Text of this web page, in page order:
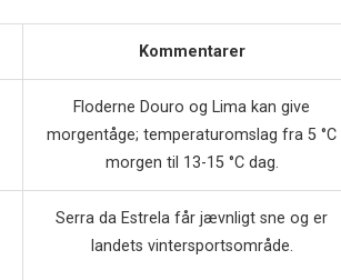
Kommentarer
Floderne Douro og Lima kan give
morgentåge; temperaturomslag fra 5 °C
morgen til 13-15 °C dag.
Serra da Estrela får jævnligt sne og er
landets vintersportsområde.